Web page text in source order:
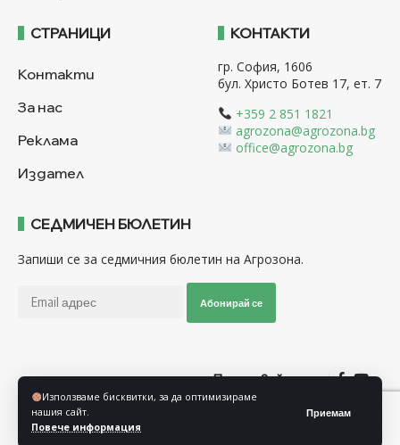
Използваме бисквитки, за да оптимизираме
нашия сайт.
Повече информация
Приемам
СТРАНИЦИ
Контакти
За нас
Реклама
Издател
КОНТАКТИ
гр. София, 1606
бул. Христо Ботев 17, ет. 7
+359 2 851 1821
agrozona@agrozona.bg
office@agrozona.bg
СЕДМИЧЕН БЮЛЕТИН
Запиши се за седмичния бюлетин на Агрозона.
Абонирай се
Последвайте ни
Общи условия
Политика за използване на “Бисквитки”